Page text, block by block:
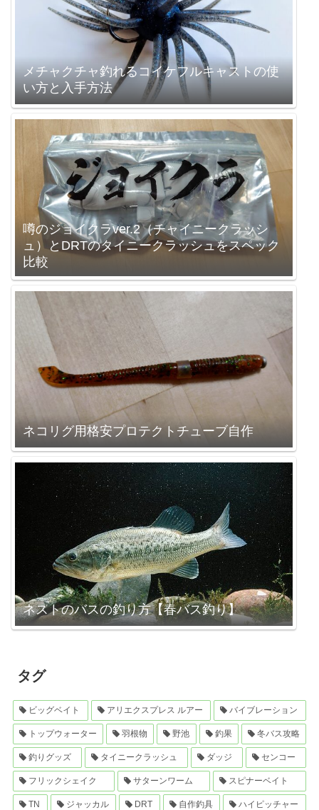
メチャクチャ釣れるコイケフルキャストの使
い方と入手方法
噂のジョイクラver.2（チャイニークラッシ
ュ）とDRTのタイニークラッシュをスペック
比較
ネコリグ用格安プロテクトチューブ自作
ネストのバスの釣り方【春バス釣り】
タグ
ビッグベイト アリエクスプレス ルアー バイブレーション
トップウォーター 羽根物 野池 釣果 冬バス攻略
釣りグッズ タイニークラッシュ ダッジ センコー
フリックシェイク サターンワーム スピナーベイト
TN ジャッカル DRT 自作釣具 ハイピッチャー